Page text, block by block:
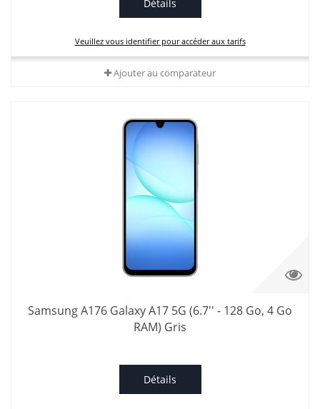
Détails
Veuillez vous identifier pour accéder aux tarifs
Ajouter au comparateur
Samsung A176 Galaxy A17 5G (6.7'' - 128 Go, 4 Go
RAM) Gris
Détails